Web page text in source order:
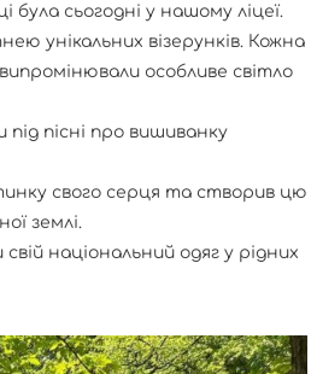
сьогодні у нашому ліцеї.
унікальних візерунків. Кожна
особливе світло
пісні про вишиванку
свого серця та створив цю
землі.
національний одяг у рідних